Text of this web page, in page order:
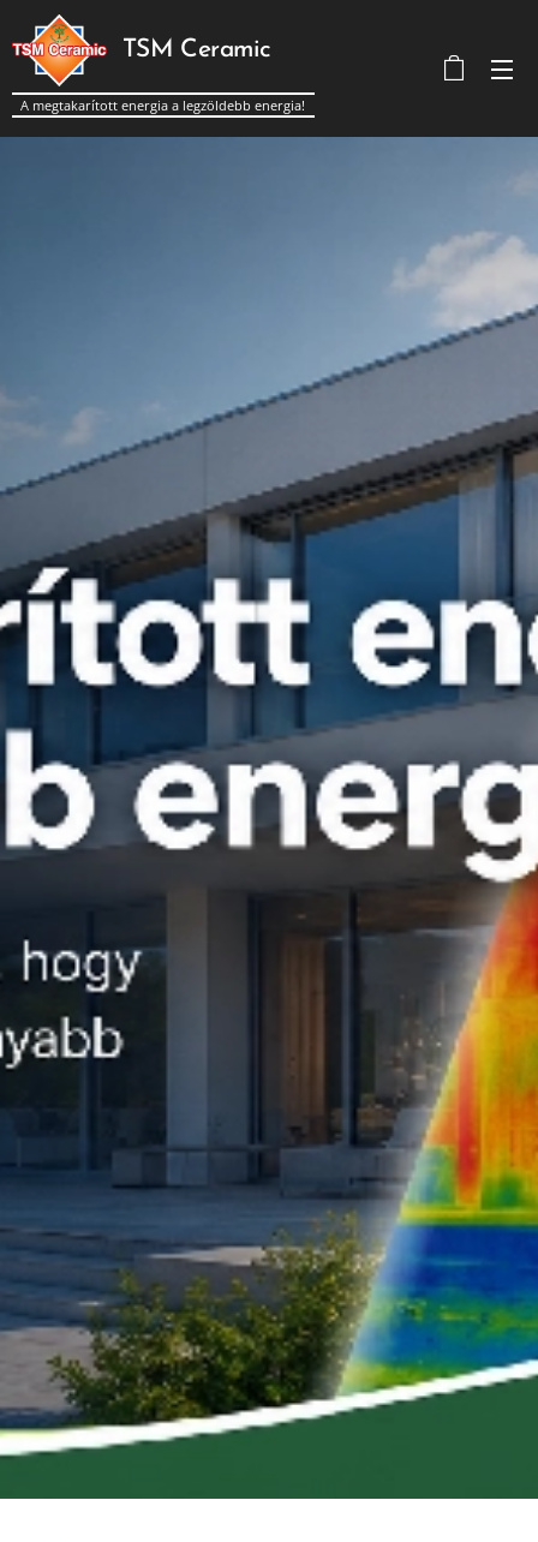
TSM Ceramic
A megtakarított energia a legzöldebb energia!